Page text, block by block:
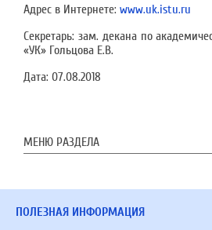
Адрес в Интернете: www.uk.istu.ru
Секретарь: зам. декана по
«УК» Гольцова Е.В.
Дата: 07.08.2018
МЕНЮ РАЗДЕЛА
ПОЛЕЗНАЯ ИНФОРМАЦИЯ